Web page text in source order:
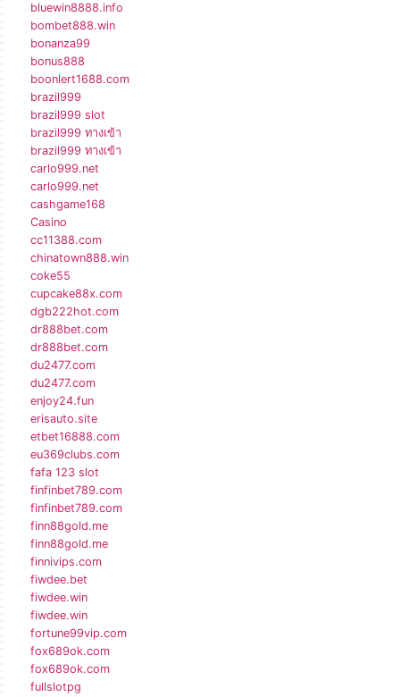
bluewin8888.info
bombet888.win
bonanza99
bonus888
boonlert1688.com
brazil999
brazil999 slot
brazil999 ทางเข้า
brazil999 ทางเข้า
carlo999.net
carlo999.net
cashgame168
Casino
cc11388.com
chinatown888.win
coke55
cupcake88x.com
dgb222hot.com
dr888bet.com
dr888bet.com
du2477.com
du2477.com
enjoy24.fun
erisauto.site
etbet16888.com
eu369clubs.com
fafa 123 slot
finfinbet789.com
finfinbet789.com
finn88gold.me
finn88gold.me
finnivips.com
fiwdee.bet
fiwdee.win
fiwdee.win
fortune99vip.com
fox689ok.com
fox689ok.com
fullslotpg